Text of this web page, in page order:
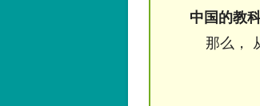
中国的教
那么，